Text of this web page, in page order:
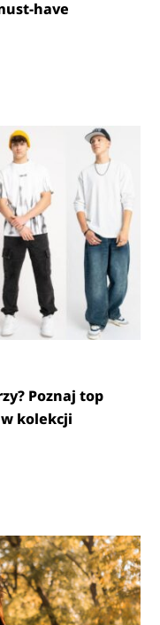
have
Poznaj top
kolekcji